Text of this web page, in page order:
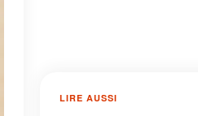
LIRE AUSSI